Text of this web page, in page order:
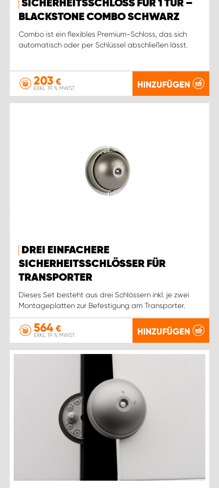
SICHERHEITSSCHLOSS FÜR 1 TÜR –
BLACKSTONE COMBO SCHWARZ
Combo ist ein flexibles Premium-Schloss, das sich
automatisch oder per Schlüssel abschließen lässt.
203 €
EXKL. 19 % MWST. HINZUFÜGEN
DREI EINFACHERE
SICHERHEITSSCHLÖSSER FÜR
TRANSPORTER
Dieses Set besteht aus drei Schlössern inkl. je zwei
Montageplatten zur Befestigung am Transporter.
564 €
EXKL. 19 % MWST. HINZUFÜGEN